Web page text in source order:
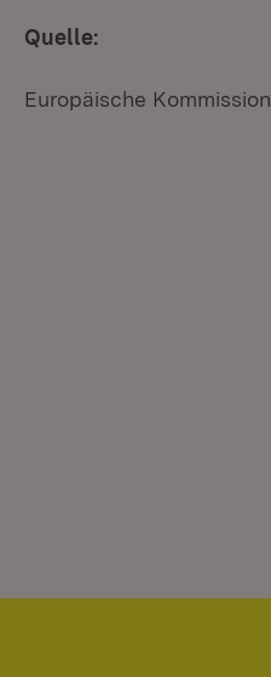
Quelle:
Europäische Kommission